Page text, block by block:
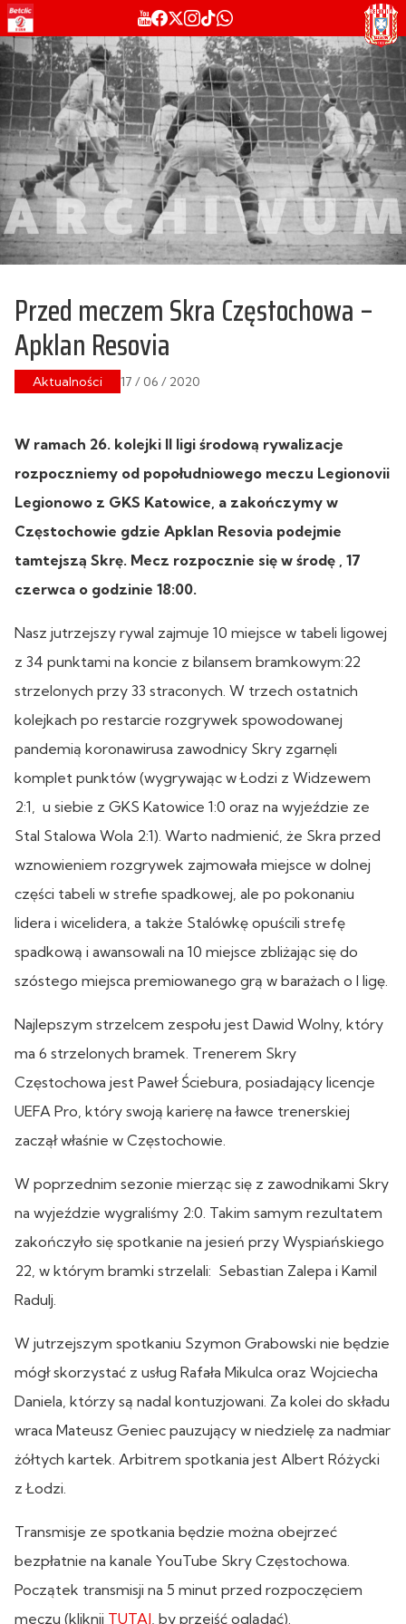
Przed meczem Skra Częstochowa –
Apklan Resovia
Aktualności 17 / 06 / 2020
W ramach 26. kolejki II ligi środową rywalizacje
rozpoczniemy od popołudniowego meczu Legionovii
Legionowo z GKS Katowice, a zakończymy w
Częstochowie gdzie Apklan Resovia podejmie
tamtejszą Skrę. Mecz rozpocznie się w środę , 17
czerwca o godzinie 18:00.
Nasz jutrzejszy rywal zajmuje 10 miejsce w tabeli ligowej
z 34 punktami na koncie z bilansem bramkowym:22
strzelonych przy 33 straconych. W trzech ostatnich
kolejkach po restarcie rozgrywek spowodowanej
pandemią koronawirusa zawodnicy Skry zgarnęli
komplet punktów (wygrywając w Łodzi z Widzewem
2:1, u siebie z GKS Katowice 1:0 oraz na wyjeździe ze
Stal Stalowa Wola 2:1). Warto nadmienić, że Skra przed
wznowieniem rozgrywek zajmowała miejsce w dolnej
części tabeli w strefie spadkowej, ale po pokonaniu
lidera i wicelidera, a także Stalówkę opuścili strefę
spadkową i awansowali na 10 miejsce zbliżając się do
szóstego miejsca premiowanego grą w barażach o I ligę.
Najlepszym strzelcem zespołu jest Dawid Wolny, który
ma 6 strzelonych bramek. Trenerem Skry
Częstochowa jest Paweł Ściebura, posiadający licencje
UEFA Pro, który swoją karierę na ławce trenerskiej
zaczął właśnie w Częstochowie.
W poprzednim sezonie mierząc się z zawodnikami Skry
na wyjeździe wygraliśmy 2:0. Takim samym rezultatem
zakończyło się spotkanie na jesień przy Wyspiańskiego
22, w którym bramki strzelali: Sebastian Zalepa i Kamil
Radulj.
W jutrzejszym spotkaniu Szymon Grabowski nie będzie
mógł skorzystać z usług Rafała Mikulca oraz Wojciecha
Daniela, którzy są nadal kontuzjowani. Za kolei do składu
wraca Mateusz Geniec pauzujący w niedzielę za nadmiar
żółtych kartek. Arbitrem spotkania jest Albert Różycki
z Łodzi.
Transmisje ze spotkania będzie można obejrzeć
bezpłatnie na kanale YouTube Skry Częstochowa.
Początek transmisji na 5 minut przed rozpoczęciem
meczu (kliknij TUTAJ , by przejść oglądać).